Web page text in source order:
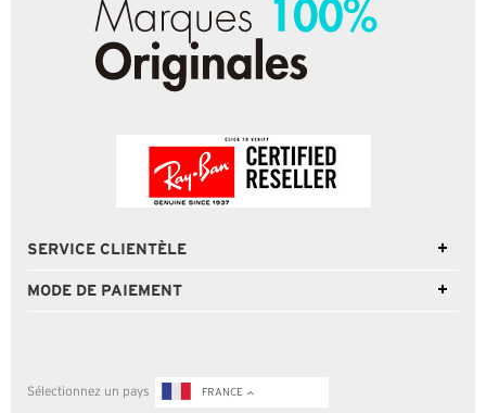
SERVICE CLIENTÈLE
MODE DE PAIEMENT
Sélectionnez un pays FRANCE